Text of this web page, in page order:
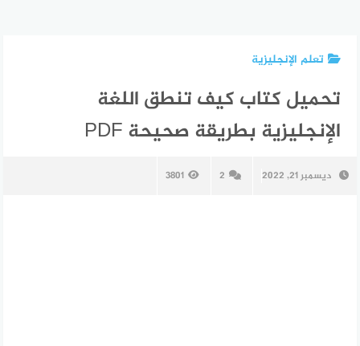
تعلم الإنجليزية
تحميل كتاب كيف تنطق اللغة
الإنجليزية بطريقة صحيحة PDF
ديسمبر 21, 2022 2
3801